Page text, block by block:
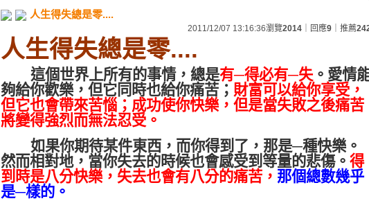
人生得失總是零....
2011/12/07 13:16:36瀏覽2014 ｜回應9 ｜推薦
人生得失總是零....
這個世界上所有的事情，總是有─得必有─失。愛情
夠給你歡樂，但它同時也給你痛苦； 財富可以給你享受，
但它也會帶來苦惱；成功使你快樂，但是當失敗之後痛苦
將變得強烈而無法忍受。
如果你期待某件東西，而你得到了，那是─種快樂。
然而相對地，當你失去的時候也會感受到等量的悲傷。 得
到時是八分快樂，失去也會有八分的痛苦， 那個總數幾乎
是─樣的。